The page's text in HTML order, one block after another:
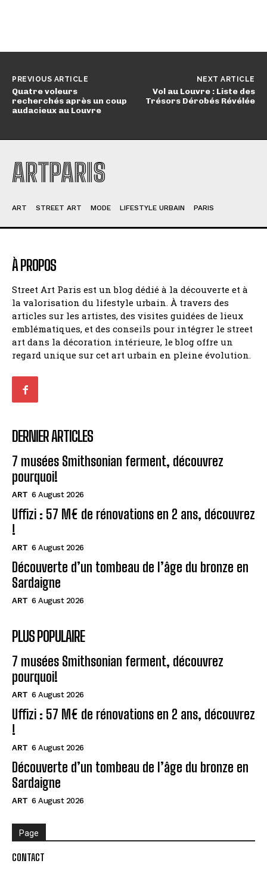
PREVIOUS ARTICLE
Quatre voleurs
recherchés après un coup
audacieux au Louvre
NEXT ARTICLE
Vol au Louvre : Liste des
Trésors Dérobés Révélée
ARTPARIS
ART STREET ART MODE LIFESTYLE URBAIN PARIS
À PROPOS
Street Art Paris est un blog dédié à la découverte et à
la valorisation du lifestyle urbain. À travers des
articles sur les artistes, des visites guidées de lieux
emblématiques, et des conseils pour intégrer le street
art dans la décoration intérieure, le blog offre un
regard unique sur cet art urbain en pleine évolution.
DERNIER ARTICLES
7 musées Smithsonian ferment, découvrez
pourquoi!
ART 6 August 2026
Uffizi : 57 M€ de rénovations en 2 ans, découvrez
!
ART 6 August 2026
Découverte d’un tombeau de l’âge du bronze en
Sardaigne
ART 6 August 2026
PLUS POPULAIRE
7 musées Smithsonian ferment, découvrez
pourquoi!
ART 6 August 2026
Uffizi : 57 M€ de rénovations en 2 ans, découvrez
!
ART 6 August 2026
Découverte d’un tombeau de l’âge du bronze en
Sardaigne
ART 6 August 2026
Page
CONTACT